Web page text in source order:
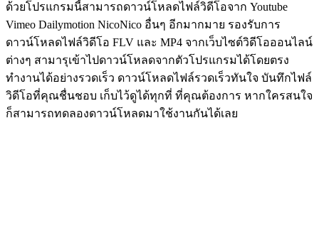
ด้วยโปรแกรมนี้สามารถดาวน์โหลดไฟล์วิดีโอจาก Youtube
Vimeo Dailymotion NicoNico อื่นๆ อีกมากมาย รองรับการ
ดาวน์โหลดไฟล์วิดีโอ FLV และ MP4 จากเว็บไซต์วิดีโอออนไลน์
ต่างๆ สามารุเข้าไปดาวน์โหลดจากตัวโปรแกรมได้โดยตรง
ทำงานได้อย่างรวดเร็ว ดาวน์โหลดไฟล์รวดเร็วทันใจ บันทึกไฟล์
วิดีโอที่คุณชื่นชอบ เก็บไว้ดูได้ทุกที่ ที่คุณต้องการ หากใครสนใจ
ก็สามารถทดลองดาวน์โหลดมาใช้งานกันได้เลย